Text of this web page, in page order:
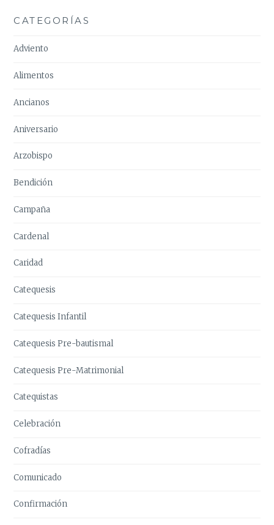
CATEGORÍAS
Adviento
Alimentos
Ancianos
Aniversario
Arzobispo
Bendición
Campaña
Cardenal
Caridad
Catequesis
Catequesis Infantil
Catequesis Pre-bautismal
Catequesis Pre-Matrimonial
Catequistas
Celebración
Cofradías
Comunicado
Confirmación